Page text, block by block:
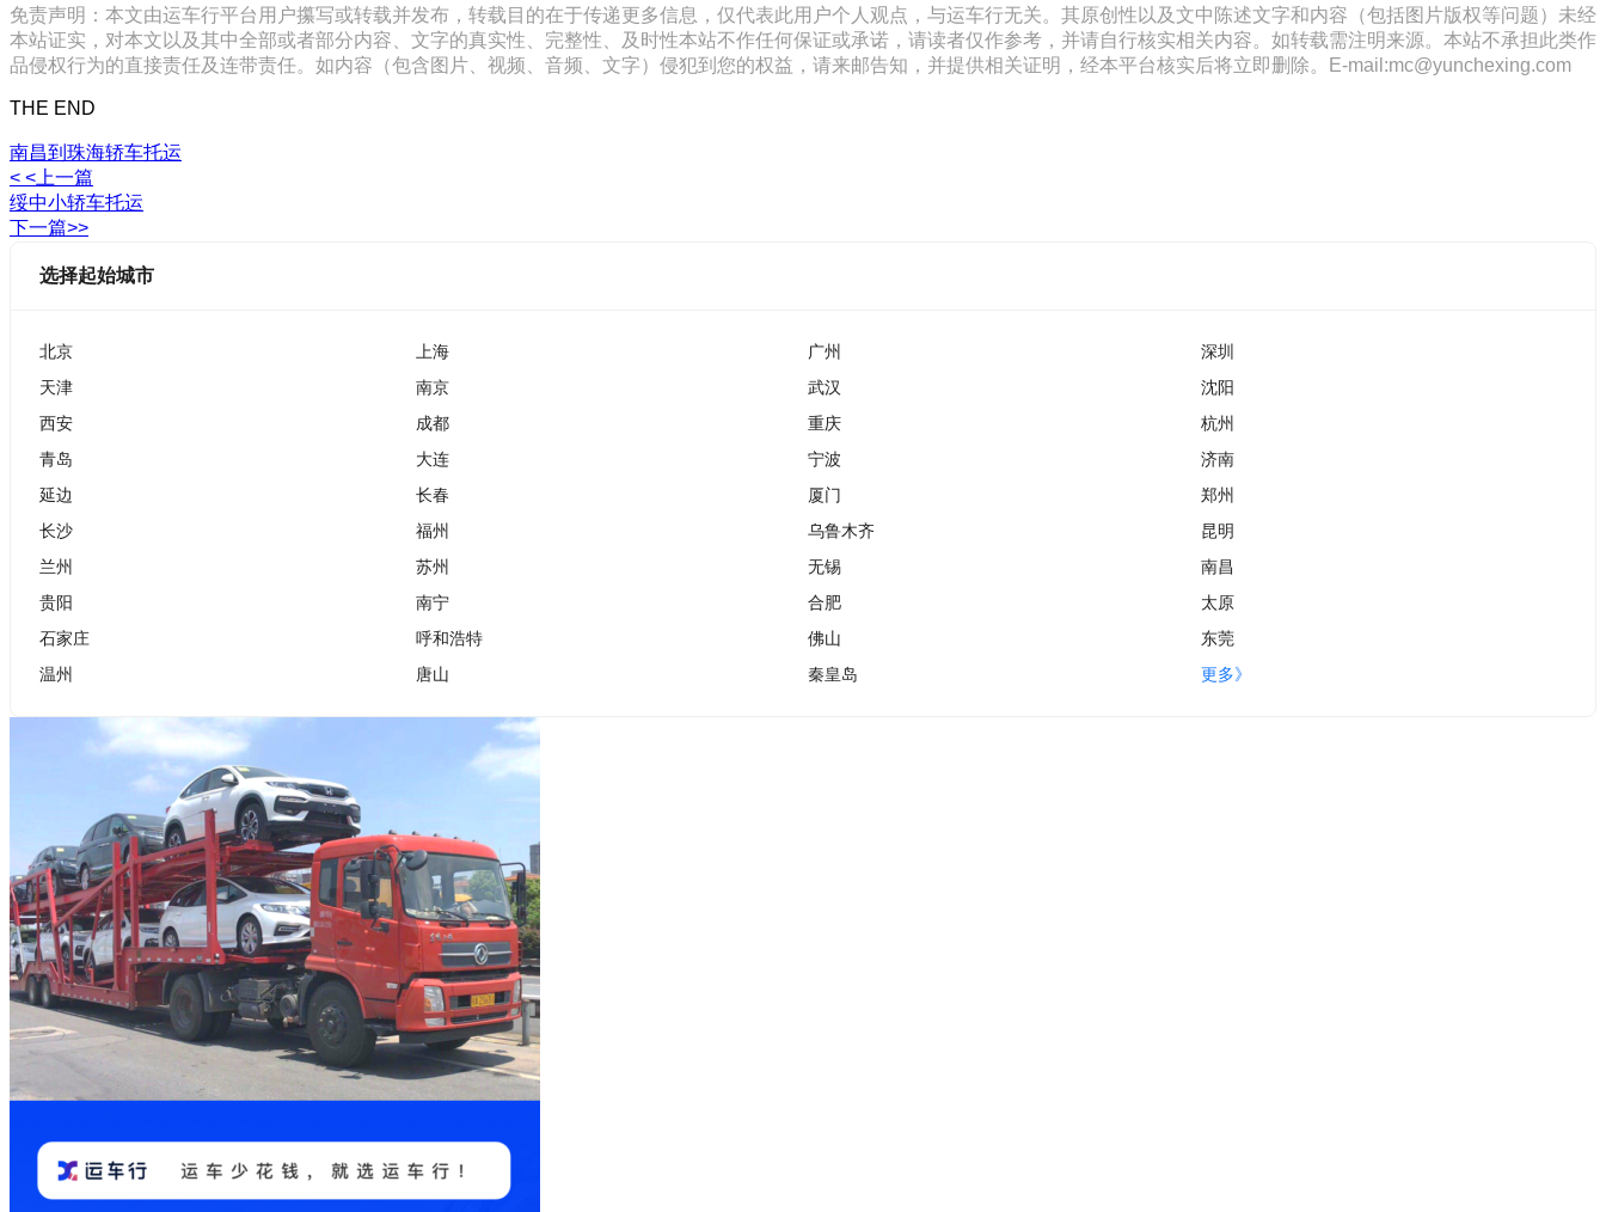
免责声明：本文由运车行平台用户攥写或转载并发布，转载目的在于传递更多信息，仅代表此用户个人观点，与运车行无关。其原创性以及文中陈述文字和内容（包括图片版权等问题）未经
本站证实，对本文以及其中全部或者部分内容、文字的真实性、完整性、及时性本站不作任何保证或承诺，请读者仅作参考，并请自行核实相关内容。如转载需注明来源。本站不承担此类作
品侵权行为的直接责任及连带责任。如内容（包含图片、视频、音频、文字）侵犯到您的权益，请来邮告知，并提供相关证明，经本平台核实后将立即删除。E-mail:mc@yunchexing.com
THE END
南昌到珠海轿车托运
< <上一篇
绥中小轿车托运
下一篇>>
选择起始城市
北京 上海 广州
深圳
天津
南京 武汉
沈阳
西安
成都 重庆
杭州
青岛
大连 宁波
济南
延边
长春 厦门
郑州
长沙
福州 乌鲁木齐
昆明
兰州
苏州 无锡
南昌
贵阳
南宁 合肥
太原
石家庄
呼和浩特 佛山
东莞
温州
唐山 秦皇岛 更多》